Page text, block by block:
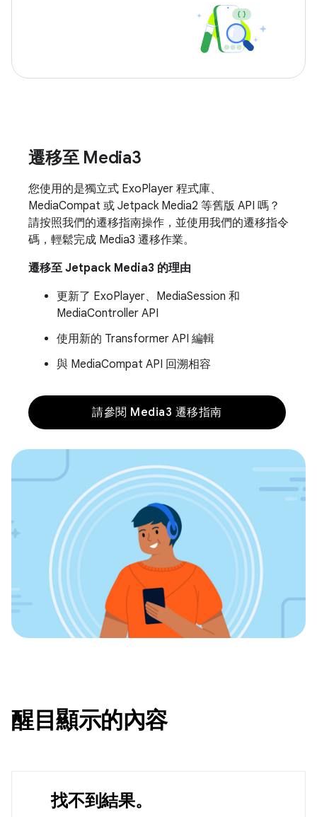
遷移至 Media3
您使用的是獨立式 ExoPlayer 程式庫、
MediaCompat 或 Jetpack Media2 等舊版 API 嗎？
請按照我們的遷移指南操作，並使用我們的遷移指令
碼，輕鬆完成 Media3 遷移作業。
遷移至 Jetpack Media3 的理由
更新了 ExoPlayer、MediaSession 和
MediaController API
使用新的 Transformer API 編輯
與 MediaCompat API 回溯相容
請參閱 Media3 遷移指南
醒目顯示的內容
找不到結果。